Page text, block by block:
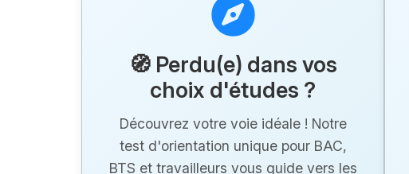
🧭 Perdu(e) dans vos
choix d'études ?
Découvrez votre voie idéale ! Notre
test d'orientation unique pour BAC,
BTS et travailleurs vous guide vers les